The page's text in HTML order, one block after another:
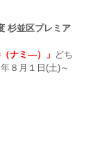
杉並区プレミア
ナミ―）」
どち
８月１日(土)～